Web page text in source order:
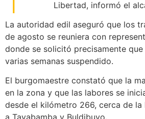
Libertad, informó el
La autoridad edil aseguró que los
de agosto se reuniera con
donde se solicitó precisamente
varias semanas suspendido.
El burgomaestre constató que la
en la zona y que las labores se
desde el kilómetro 266, cerca de